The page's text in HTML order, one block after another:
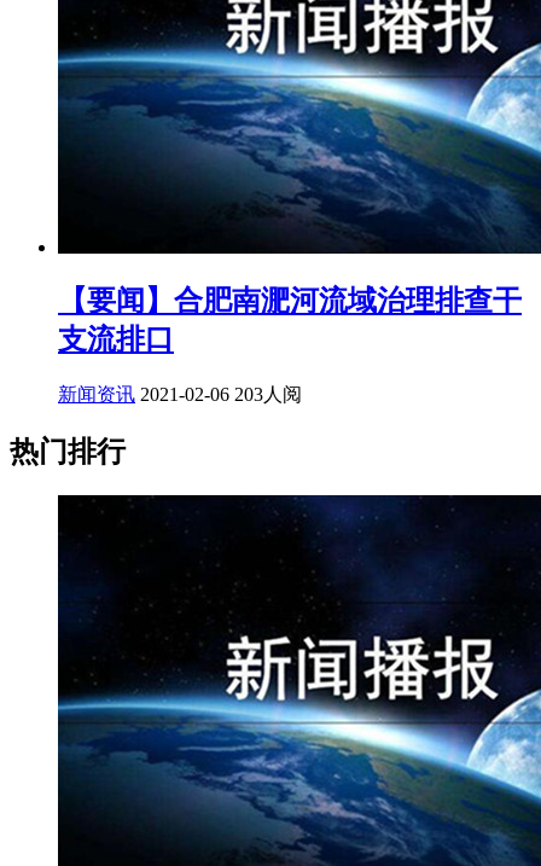
【要闻】合肥南淝河流域治理排查干
支流排口
新闻资讯 2021-02-06 203人阅
热门排行